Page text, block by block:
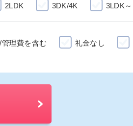
2LDK 3DK/4K 3LDK～
理費を含む 礼金なし